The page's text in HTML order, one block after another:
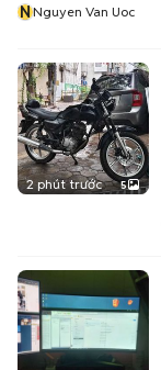
NNguyen Van Uoc
2 phút trước 5